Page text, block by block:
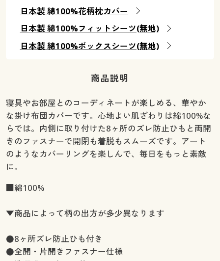
日本製 綿100%花柄枕カバー
日本製 綿100%フィットシーツ(無地)
日本製 綿100%ボックスシーツ(無地)
商品説明
寝具やお部屋とのコーディネートが楽しめる、華やか
な掛け布団カバーです。心地よい肌ざわりは綿100%な
らでは。内側に取り付けた8ヶ所のズレ防止ひもと両開
きのファスナーで開閉も着脱もスムーズです。アート
のようなカバーリングを楽しんで、毎日をもっと素敵
に。
■綿100%
▼商品によって柄の出方が多少異なります
●8ヶ所ズレ防止ひも付き
●全開・片開きファスナー仕様